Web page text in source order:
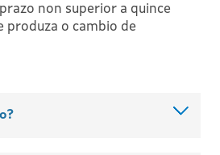
non superior a quince
produza o cambio de